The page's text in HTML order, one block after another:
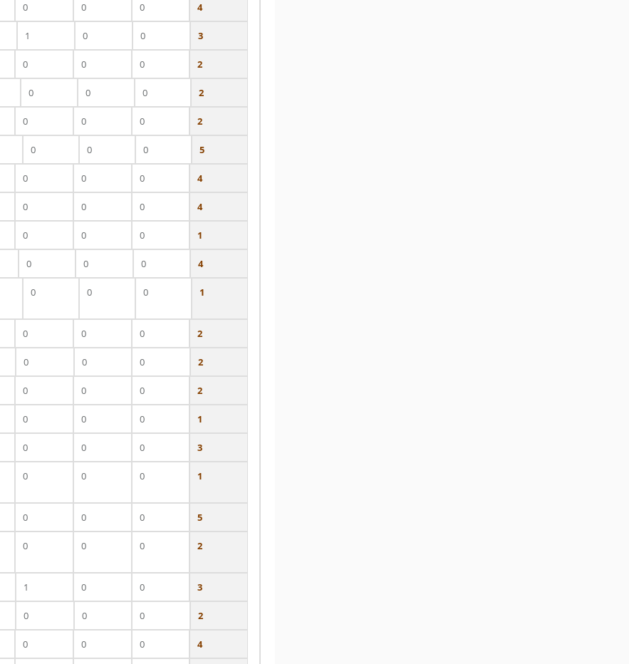
0 0 0 4
1 0 0 3
0 0 0 2
0 0 0 2
0 0 0 2
0 0 0 5
0 0 0 4
0 0 0 4
0 0 0 1
0 0 0 4
0 0 0 1
0 0 0 2
0 0 0 2
0 0 0 2
0 0 0 1
0 0 0 3
0 0 0 1
0 0 0 5
0 0 0 2
1 0 0 3
0 0 0 2
0 0 0 4